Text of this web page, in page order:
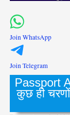
Join WhatsApp
Join Telegram
Passport
कुछ ही